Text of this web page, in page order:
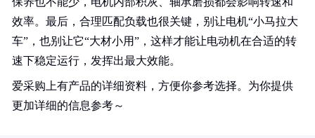
效率。最后，合理匹配负载也很关键，别让电机“小马拉大
车”，也别让它“大材小用”，这样才能让电动机在合适的转
速下稳定运行，发挥出最大效能。
爱采购上有产品的详细资料，方便你参考选择。为你提供
更加详细的信息参考～